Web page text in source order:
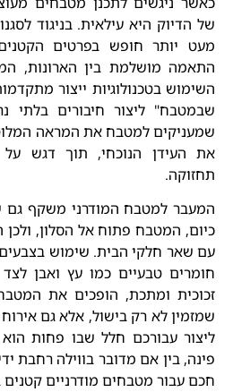
של הדיוק היא עילאית. בניגוד
מעט יותר חופש בפרטים
התאמה מושלמת בין הארונות,
השימוש בטכנולוגיות ייצור
שבמטבח" ליצור חיבורים בלתי
שמעניקים למטבח את המראה
את העידן הנוכחי, תוך דגש על
תחזוקה.
המעבר למטבח המודרני משקף גם
כיום, המטבח פתוח אל הסלון, ולכן
עם שאר חלקי הבית. שימוש בצבעים
חומרים טבעיים כמו עץ ואבן
זכוכית ומתכת, הופכים את
שמזמין לא רק בישול, אלא גם
ליצור עבורכם חלל שבו פחות הוא
פינה, בין אם מדובר בווילה רחבת
חכם עבור מטבחים מודרניים קטנים